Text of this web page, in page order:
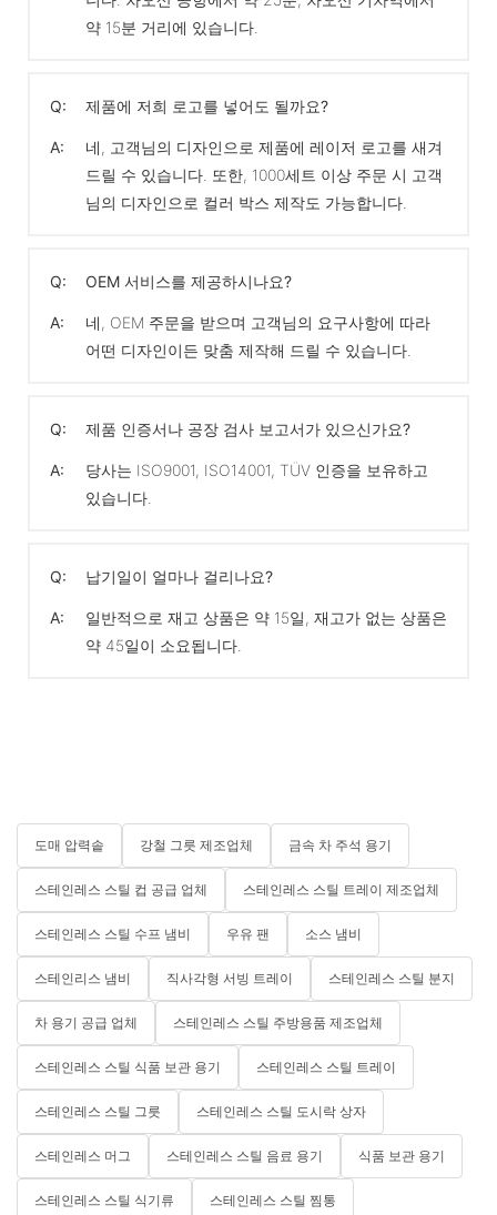
약 15분 거리에 있습니다.
Q: 제품에 저희 로고를 넣어도 될까요?
A:
네, 고객님의 디자인으로 제품에 레이저 로고를 새겨
드릴 수 있습니다. 또한, 1000세트 이상 주문 시 고객
님의 디자인으로 컬러 박스 제작도 가능합니다.
Q: OEM 서비스를 제공하시나요?
A:
네, OEM 주문을 받으며 고객님의 요구사항에 따라
어떤 디자인이든 맞춤 제작해 드릴 수 있습니다.
Q: 제품 인증서나 공장 검사 보고서가 있으신가요?
A:
당사는 ISO9001, ISO14001, TÜV 인증을 보유하고
있습니다.
Q: 납기일이 얼마나 걸리나요?
A:
일반적으로 재고 상품은 약 15일, 재고가 없는 상품은
약 45일이 소요됩니다.
도매 압력솥 강철 그릇 제조업체 금속 차 주석 용기
스테인레스 스틸 컵 공급 업체 스테인레스 스틸 트레이 제조업체
스테인레스 스틸 수프 냄비 우유 팬 소스 냄비
스테인리스 냄비 직사각형 서빙 트레이 스테인레스 스틸 분지
차 용기 공급 업체 스테인레스 스틸 주방용품 제조업체
스테인레스 스틸 식품 보관 용기 스테인레스 스틸 트레이
스테인레스 스틸 그릇 스테인레스 스틸 도시락 상자
스테인레스 머그 스테인레스 스틸 음료 용기 식품 보관 용기
스테인레스 스틸 식기류 스테인레스 스틸 찜통